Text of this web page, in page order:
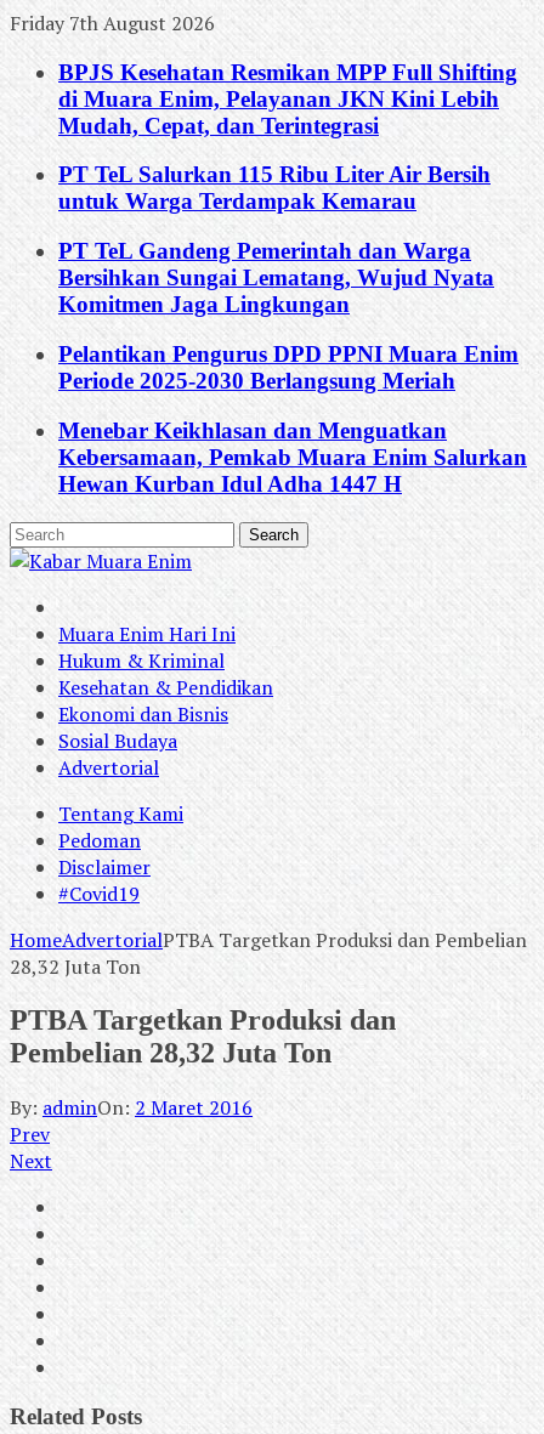
Friday 7th August 2026
BPJS Kesehatan Resmikan MPP Full Shifting
di Muara Enim, Pelayanan JKN Kini Lebih
Mudah, Cepat, dan Terintegrasi
PT TeL Salurkan 115 Ribu Liter Air Bersih
untuk Warga Terdampak Kemarau
PT TeL Gandeng Pemerintah dan Warga
Bersihkan Sungai Lematang, Wujud Nyata
Komitmen Jaga Lingkungan
Pelantikan Pengurus DPD PPNI Muara Enim
Periode 2025-2030 Berlangsung Meriah
Menebar Keikhlasan dan Menguatkan
Kebersamaan, Pemkab Muara Enim Salurkan
Hewan Kurban Idul Adha 1447 H
Muara Enim Hari Ini
Hukum & Kriminal
Kesehatan & Pendidikan
Ekonomi dan Bisnis
Sosial Budaya
Advertorial
Tentang Kami
Pedoman
Disclaimer
#Covid19
HomeAdvertorialPTBA Targetkan Produksi dan Pembelian
28,32 Juta Ton
PTBA Targetkan Produksi dan
Pembelian 28,32 Juta Ton
By: adminOn: 2 Maret 2016
Prev
Next
Related Posts